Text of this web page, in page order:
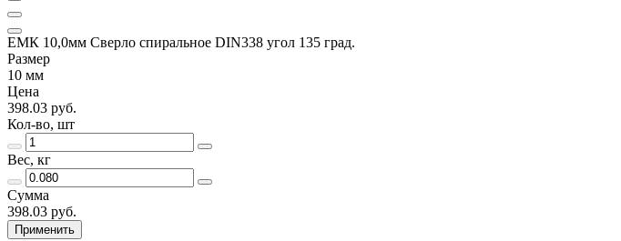
ЕМК 10,0мм Сверло спиральное DIN338 угол 135 град.
Размер
10 мм
Цена
398.03 руб.
Кол-во, шт
Вес, кг
Сумма
398.03 руб.
Применить